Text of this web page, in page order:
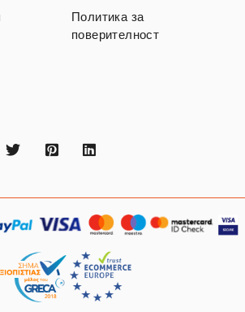
Политика за
поверителност